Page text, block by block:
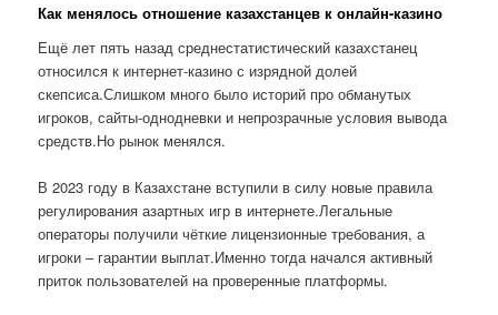
Как менялось отношение казахстанцев к онлайн-казино
Ещё лет пять назад среднестатистический казахстанец
относился к интернет-казино с изрядной долей
скепсиса.Слишком много было историй про обманутых
игроков, сайты-однодневки и непрозрачные условия вывода
средств.Но рынок менялся.
В 2023 году в Казахстане вступили в силу новые правила
регулирования азартных игр в интернете.Легальные
операторы получили чёткие лицензионные требования, а
игроки – гарантии выплат.Именно тогда начался активный
приток пользователей на проверенные платформы.